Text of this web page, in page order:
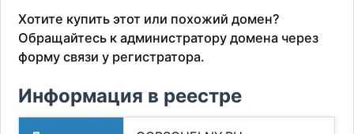
Хотите купить этот или похожий домен?
Обращайтесь к администратору домена через
форму связи у регистратора.
Информация в реестре